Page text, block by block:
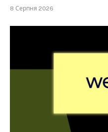
8 Серпня 2026